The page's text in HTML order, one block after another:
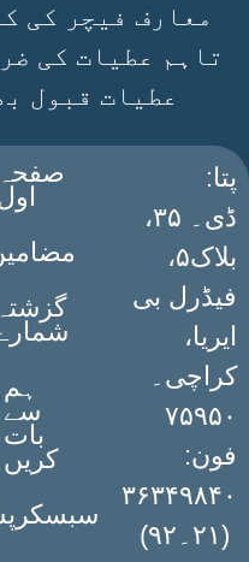
معارف فیچر کی
تاہم عطیات کی
عطیات قبول
:پتا
ڈی۔ ۳۵،
بلاک۵،
فیڈرل بی
ایریا،
کراچی۔
۷۵۹۵۰
فون:
(۲۱۔۹۲)
صفحہ
گزشتہ
ہم
سے
بات
کریں